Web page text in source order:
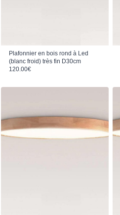
Plafonnier en bois rond à Led
(blanc froid) très fin D30cm
120.00€